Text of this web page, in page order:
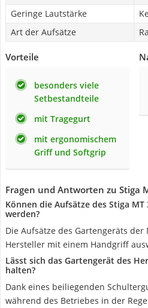
Geringe Lautstärke
Art der Aufsätze
Vorteile
besonders viele
Setbestandteile
mit Tragegurt
mit ergonomischem
Griff und Softgrip
Fragen und Antworten zu Stiga
Können die Aufsätze des Stiga
werden?
Die Aufsätze des Gartengeräts
Hersteller mit einem Handgriff
Lässt sich das Gartengerät des
halten?
Dank eines beiliegenden
während des Betriebes in der